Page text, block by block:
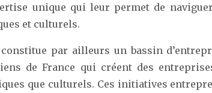
unique qui leur permet de
et culturels.
constitue par ailleurs un bassin
de France qui créent des
que culturels. Ces initiatives